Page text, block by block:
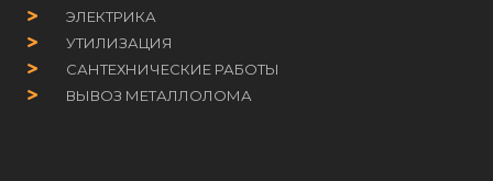
ЭЛЕКТРИКА
УТИЛИЗАЦИЯ
САНТЕХНИЧЕСКИЕ РАБОТЫ
ВЫВОЗ МЕТАЛЛОЛОМА